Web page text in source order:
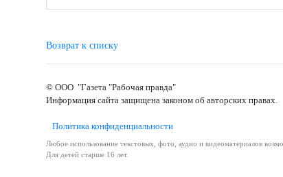
Возврат к списку
© ООО "Газета "Рабочая правда"
Информация сайта защищена законом об авторских правах.
Политика конфиденциальности
Любое использование текстовых, фото, аудио и видеоматериалов
Для детей старше 16 лет.